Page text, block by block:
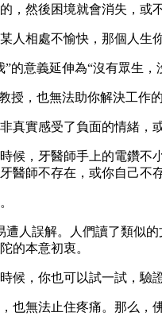
，然後困境就會消失，或
相處不愉快，那個人生你
意義延伸為“沒有眾生，
，也無法助你解決工作的
實感受了負面的情緒，或
，牙醫師手上的電鑽不
醫師不存在，或你自己不
誤解。人們讀了類似的
的本意初衷。
，你也可以試一試，驗證
無法止住疼痛。那么，